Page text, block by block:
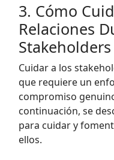
3. Cómo
Relaciones
Stakeholders
Cuidar a los
que requiere un
compromiso
continuación, se
para cuidar y
ellos.